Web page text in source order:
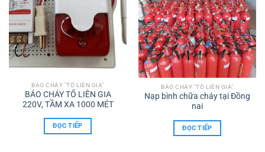
BÁO CHÁY "TÔ LIÊN GIA"
BÁO CHÁY TỔ LIÊN GIA
220V, TẦM XA 1000 MÉT
ĐỌC TIẾP
BÁO CHÁY "TÔ LIÊN GIA"
Nạp bình chữa cháy tại Đồng
nai
ĐỌC TIẾP